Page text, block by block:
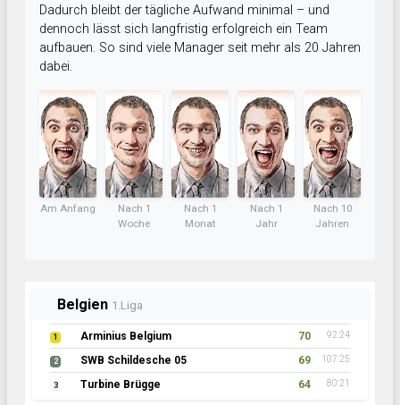
Dadurch bleibt der tägliche Aufwand minimal – und
dennoch lässt sich langfristig erfolgreich ein Team
aufbauen. So sind viele Manager seit mehr als 20 Jahren
dabei.
Am Anfang
Nach 1
Woche
Nach 1
Monat
Nach 1
Jahr
Nach 10
Jahren
Belgien 1.Liga
1 Arminius Belgium 70 92:24
2 SWB Schildesche 05 69 107:25
3 Turbine Brügge 64 80:21